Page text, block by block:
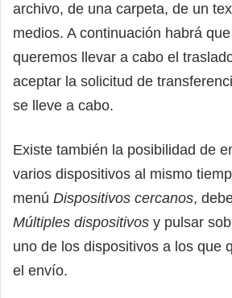
archivo, de una carpeta, de un
medios. A continuación habrá
queremos llevar a cabo el
aceptar la solicitud de
se lleve a cabo.
Existe también la posibilidad de
varios dispositivos al mismo
menú Dispositivos cercanos,
Múltiples dispositivos y pulsar
uno de los dispositivos a los que
el envío.